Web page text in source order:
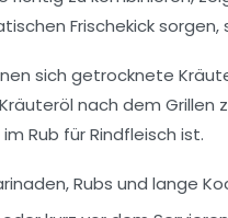
Frischekick
sich getrocknete
nach dem Grillen
Rub für Rindfleisch ist.
Rubs und lange